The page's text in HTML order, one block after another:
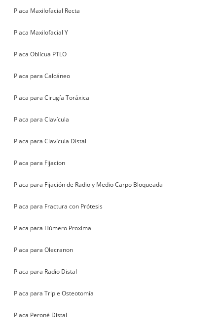
Placa Maxilofacial Recta
Placa Maxilofacial Y
Placa Oblícua PTLO
Placa para Calcáneo
Placa para Cirugía Toráxica
Placa para Clavícula
Placa para Clavícula Distal
Placa para Fijacion
Placa para Fijación de Radio y Medio Carpo Bloqueada
Placa para Fractura con Prótesis
Placa para Húmero Proximal
Placa para Olecranon
Placa para Radio Distal
Placa para Triple Osteotomía
Placa Peroné Distal